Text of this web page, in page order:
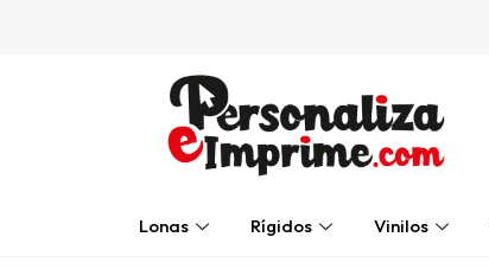
Lonas Rígidos Vinilos